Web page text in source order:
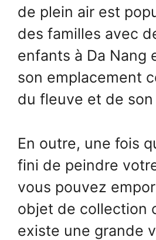
de plein air est
des familles avec
enfants à Da Nang
son emplacement
du fleuve et de
En outre, une fois
fini de peindre
vous pouvez
objet de collection
existe une grande